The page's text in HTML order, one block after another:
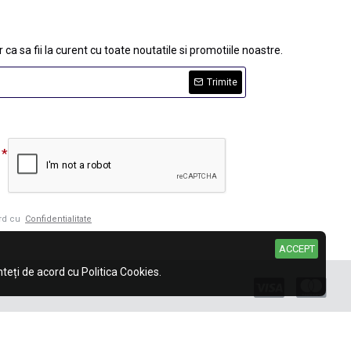
ca sa fii la curent cu toate noutatile si promotiile noastre.
Trimite
cu Confidentialitate
ACCEPT
de acord cu Politica Cookies.